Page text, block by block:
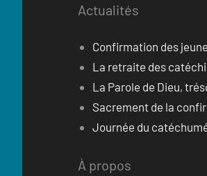
Actualités
Confirmation des
La retraite des
La Parole de Dieu,
Sacrement de la
Journée du
À propos